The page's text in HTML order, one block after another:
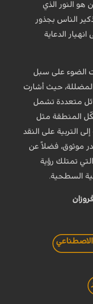
هو النور الذي
الناس بجذور
الدعاية
الضوء على سبل
حیث أشارت
متعددة تشمل
المنطقة مثل
التربیة على النقد
موثوق، فضلاً عن
تمتلك رؤیة
السطحیة.
الاصطناعي